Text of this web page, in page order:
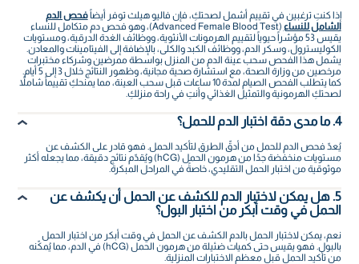
إذا كنتِ ترغبين في تقييم أشمل لصحتكِ، فإن فاليو هيلث توفر أيضاًفحص الدم
الشامل للنساء
(Advanced Female Blood Test)، وهو فحص دم متكامل للنساء
يقيس 53 مؤشراً حيوياً لتقييم الهرمونات الأنثوية، ووظائف الغدة الدرقية، ومستويات
الكوليسترول، وسكر الدم، ووظائف الكبد والكلى، بالإضافة إلى الفيتامينات والمعادن.
يشمل هذا الفحص سحب عينة الدم من المنزل بواسطة ممرضين وشركاء مختبرات
مرخصين من وزارة الصحة، مع استشارة صحية مجانية، وظهور النتائج خلال 3 إلى 5 أيام.
كما يتطلب الفحص الصيام لمدة 10 ساعات قبل سحب العينة، مما يمنحكِ تقييماً شاملاً
لصحتكِ الهرمونية والتمثيل الغذائي وأنتِ في راحة منزلكِ.
4. ما مدى دقة اختبار الدم للحمل؟
يُعدّ فحص الدم للحمل من أدقّ الطرق لتأكيد الحمل. فهو قادر على الكشف عن
مستويات منخفضة جدًا من هرمون الحمل (hCG) ويُقدّم نتائج دقيقة، مما يجعله أكثر
موثوقية من اختبار الحمل التقليدي، خاصةً في المراحل المبكرة.
5. هل يمكن لاختبار الدم للكشف عن الحمل أن يكشف عن
الحمل في وقت أبكر من اختبار البول؟
نعم، يمكن لاختبار الحمل بالدم الكشف عن الحمل في وقت أبكر من اختبار الحمل
بالبول. فهو يقيس حتى كميات ضئيلة من هرمون الحمل (hCG) في الدم، مما يُمكّنه
من تأكيد الحمل قبل معظم الاختبارات المنزلية.